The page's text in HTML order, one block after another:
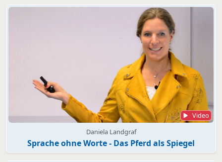
Video
Daniela Landgraf
Sprache ohne Worte - Das Pferd als Spiegel